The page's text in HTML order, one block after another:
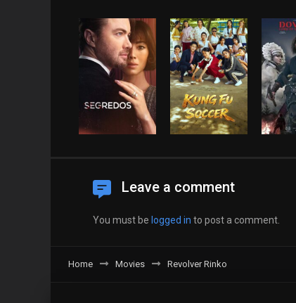
Leave a comment
You must be logged in to post a comment.
Home Movies Revolver Rinko